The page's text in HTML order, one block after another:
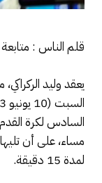
قلم الناس : متابعة
يعقد وليد
السادس لكرة
مساء، على أن
لمدة 15 دقيقة.